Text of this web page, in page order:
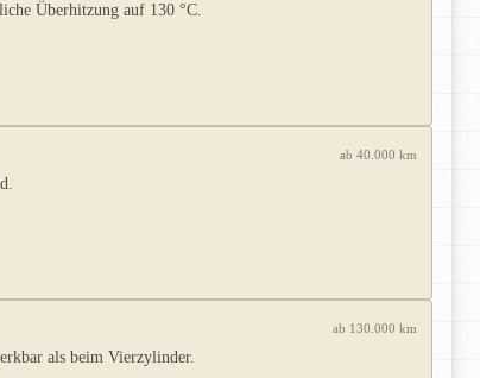
Überhitzung auf 130 °C.
ab 40.000 km
ab 130.000 km
als beim Vierzylinder.